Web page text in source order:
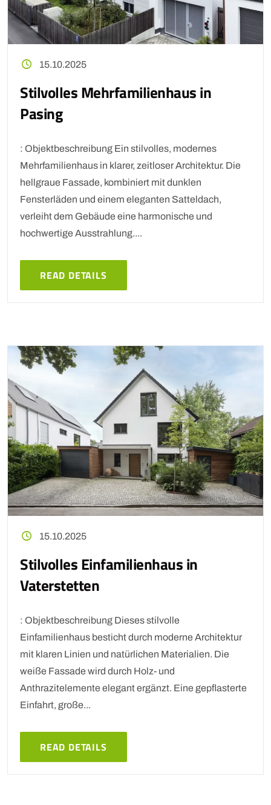
15.10.2025
Stilvolles Mehrfamilienhaus in
Pasing
: Objektbeschreibung Ein stilvolles, modernes
Mehrfamilienhaus in klarer, zeitloser Architektur. Die
hellgraue Fassade, kombiniert mit dunklen
Fensterläden und einem eleganten Satteldach,
verleiht dem Gebäude eine harmonische und
hochwertige Ausstrahlung....
READ DETAILS
15.10.2025
Stilvolles Einfamilienhaus in
Vaterstetten
: Objektbeschreibung Dieses stilvolle
Einfamilienhaus besticht durch moderne Architektur
mit klaren Linien und natürlichen Materialien. Die
weiße Fassade wird durch Holz- und
Anthrazitelemente elegant ergänzt. Eine gepflasterte
Einfahrt, große...
READ DETAILS